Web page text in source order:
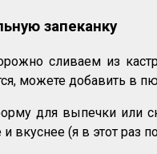
запеканку
сливаем из
можете добавить в
для выпечки или
вкуснее (я в этот раз